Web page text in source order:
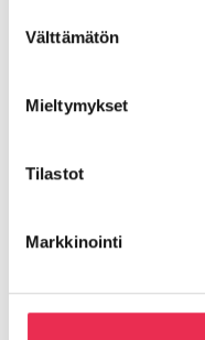
valinta
Välttämätön
Mieltymykset
Tilastot
Markkinointi